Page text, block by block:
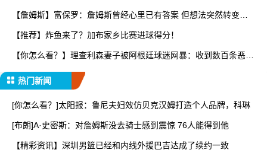
【詹姆斯】富保罗：詹姆斯曾经心里已有答案 但想法突然转变又
【推荐】炸鱼来了？加布家乡比赛进球得分！
【你怎么看？】理查利森妻子被阿根廷球迷网暴：收到数百条恶
热门新闻
[你怎么看？]太阳报：鲁尼夫妇效仿贝克汉姆打造个人品牌，科琳
[布朗]A·史密斯：对詹姆斯没去骑士感到震惊 76人能得到他
【精彩资讯】深圳男篮已经和内线外援巴吉达成了续约一致